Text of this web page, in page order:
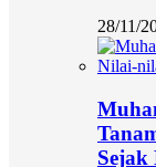
28/11/
Sejak